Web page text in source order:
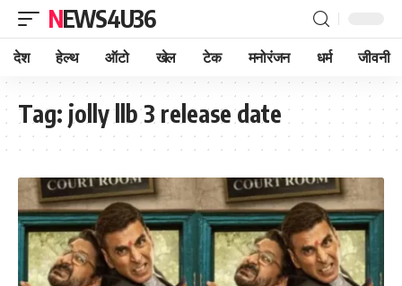
NEWS4U36
देश हेल्थ ऑटो खेल टेक मनोरंजन धर्म जीवनी
Tag: jolly llb 3 release date